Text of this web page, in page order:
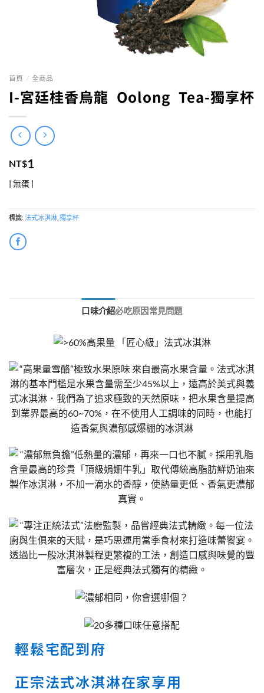
首頁 / 全商品
I-宮廷桂香烏龍 Oolong Tea-獨享杯
NT$1
| 無蛋 |
標籤: 法式冰淇淋 獨享杯
口味介紹必吃原因常見問題
輕鬆宅配到府
正宗法式冰淇淋在家享用